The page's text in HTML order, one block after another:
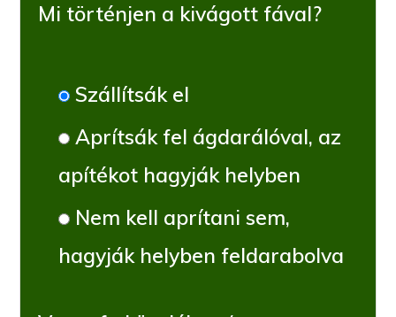
Mi történjen a kivágott fával?
Szállítsák el
Aprítsák fel ágdarálóval, az
apítékot hagyják helyben
Nem kell aprítani sem,
hagyják helyben feldarabolva